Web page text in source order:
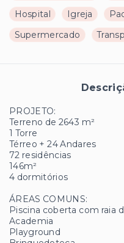
Hospital
Igreja
Supermercado
PROJETO:
Terreno de 2643 m²
1 Torre
Térreo + 24 Andares
72 residências
146m²
4 dormitórios
ÁREAS COMUNS:
Piscina coberta com raia
Academia
Playground